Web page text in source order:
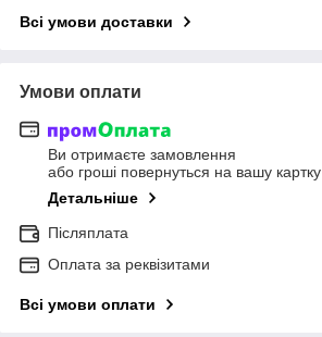
Всі умови доставки
Умови оплати
Ви отримаєте замовлення
або гроші повернуться на вашу картку
Детальніше
Післяплата
Оплата за реквізитами
Всі умови оплати